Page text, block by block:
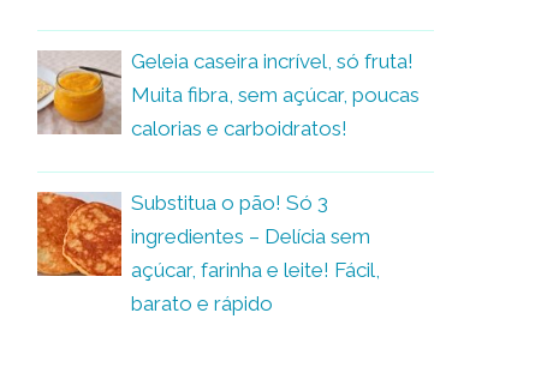
Geleia caseira incrível, só fruta!
Muita fibra, sem açúcar, poucas
calorias e carboidratos!
Substitua o pão! Só 3
ingredientes – Delícia sem
açúcar, farinha e leite! Fácil,
barato e rápido